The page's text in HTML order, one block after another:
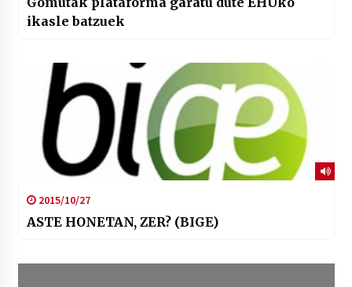
ikasle batzuek
2015/10/27
ASTE HONETAN, ZER? (BIGE)